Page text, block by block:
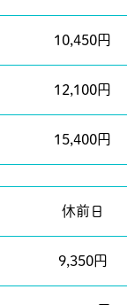
10,450円
12,100円
15,400円
休前日
9,350円